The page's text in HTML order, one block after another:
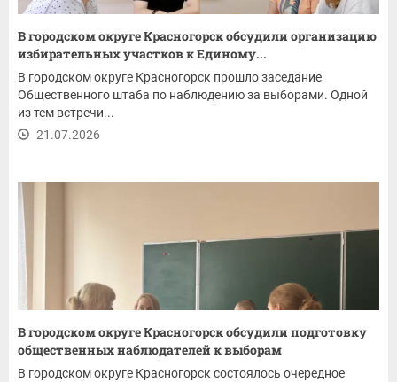
В городском округе Красногорск обсудили организацию
избирательных участков к Единому...
В городском округе Красногорск прошло заседание
Общественного штаба по наблюдению за выборами. Одной
из тем встречи...
21.07.2026
В городском округе Красногорск обсудили подготовку
общественных наблюдателей к выборам
В городском округе Красногорск состоялось очередное